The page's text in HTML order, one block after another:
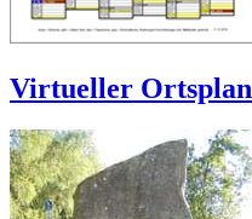
Virtueller Ortsplan